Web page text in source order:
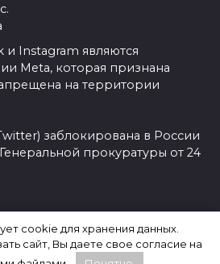
Instagram являются
Meta, которая признана
на территории
заблокирована в России
прокуратуры от 24
России
cookie для хранения данных.
сайт, Вы даете свое согласие на